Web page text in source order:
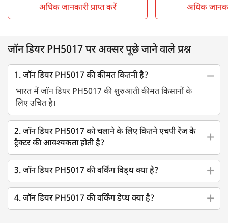
अधिक जानकारी प्राप्त करें अधिक
जॉन डियर PH5017 पर अक्सर पूछे जाने वाले प्रश्न
1. जॉन डियर PH5017 की कीमत कितनी है?
भारत में जॉन डियर PH5017 की शुरुआती कीमत किसानों के
लिए उचित है।
2. जॉन डियर PH5017 को चलाने के लिए कितने एचपी रेंज के
ट्रैक्टर की आवश्यकता होती है?
3. जॉन डियर PH5017 की वर्किंग विड्थ क्या है?
4. जॉन डियर PH5017 की वर्किंग डेप्थ क्या है?